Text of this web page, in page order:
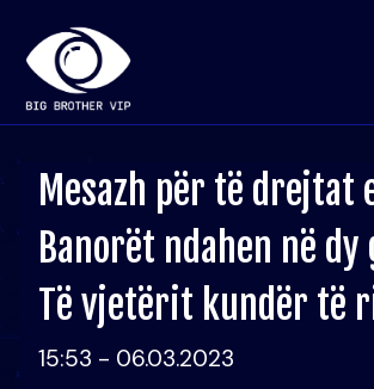
Mesazh për të drejtat
Banorët ndahen në dy
Të vjetërit kundër të
15:53 - 06.03.2023